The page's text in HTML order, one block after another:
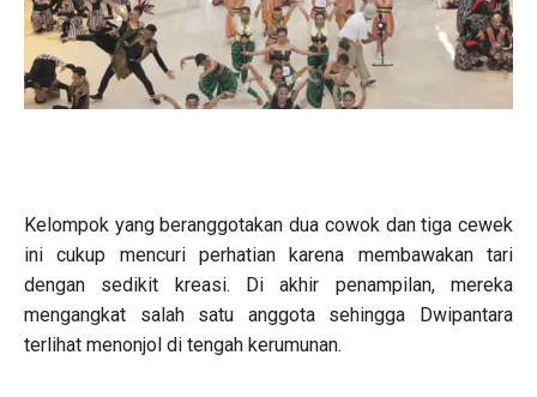
Kelompok yang beranggotakan dua cowok dan tiga cewek
ini cukup mencuri perhatian karena membawakan tari
dengan sedikit kreasi. Di akhir penampilan, mereka
mengangkat salah satu anggota sehingga Dwipantara
terlihat menonjol di tengah kerumunan.